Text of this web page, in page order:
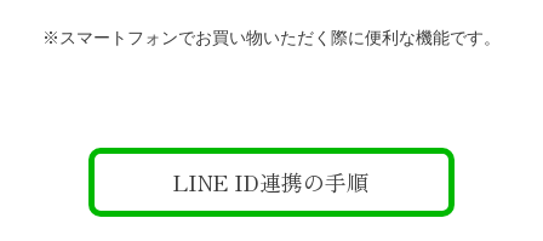
※スマートフォンでお買い物いただく際に便利な機能です。
LINE ID連携の手順